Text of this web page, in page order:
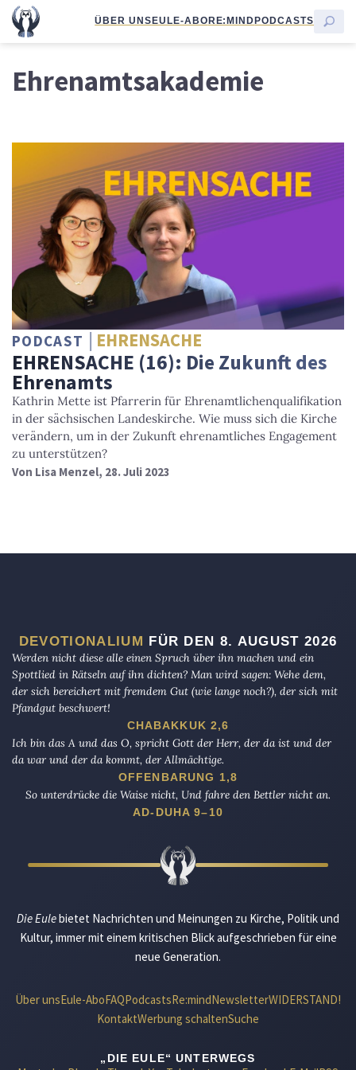
ÜBER UNSEULE-ABORE:MINDPODCASTS
Ehrenamtsakademie
PODCAST EHRENSACHE
EHRENSACHE (16): Die Zukunft des
Ehrenamts
Kathrin Mette ist Pfarrerin für Ehrenamtlichenqualifikation
in der sächsischen Landeskirche. Wie muss sich die Kirche
verändern, um in der Zukunft ehrenamtliches Engagement
zu unterstützen?
Von Lisa Menzel, 28. Juli 2023
DEVOTIONALIUM FÜR DEN 8. AUGUST 2026
Werden nicht diese alle einen Spruch über ihn machen und ein
Spottlied in Rätseln auf ihn dichten? Man wird sagen: Wehe dem,
der sich bereichert mit fremdem Gut (wie lange noch?), der sich mit
Pfandgut beschwert!
CHABAKKUK 2,6
Ich bin das A und das O, spricht Gott der Herr, der da ist und der
da war und der da kommt, der Allmächtige.
OFFENBARUNG 1,8
So unterdrücke die Waise nicht, Und fahre den Bettler nicht an.
AD-DUHA 9–10
Die Eulebietet Nachrichten und Meinungen zu Kirche, Politik und
Kultur, immer mit einem kritischen Blick aufgeschrieben für eine
neue Generation.
Über unsEule-AboFAQPodcastsRe:mindNewsletterWIDERSTAND!
KontaktWerbung schaltenSuche
„DIE EULE“ UNTERWEGS